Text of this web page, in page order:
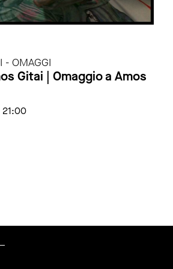
- OMAGGI
Gitai | Omaggio a Amos
21:00